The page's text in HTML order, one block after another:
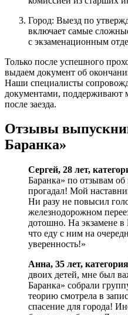
Город: Выезд по
включает самые
с экзаменационным
Только после успешного
выдаем документ об
Наши специалисты
документами, поддерживают
после заезда.
Отзывы
Баранка»
Сергей, 28 лет,
Баранка» по отзывам
прогадал! Мой
Ни разу не повысил
железнодорожном
дотошно. На экзамене
что еду с ним на
уверенность!»
Анна, 35 лет,
двоих детей, мне был
Баранка» собрали
теорию смотрела в
спасение для города!